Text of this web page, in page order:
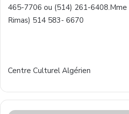
465-7706 ou (514) 261-6408.Mme
Rimas) 514 583- 6670
Centre Culturel Algérien